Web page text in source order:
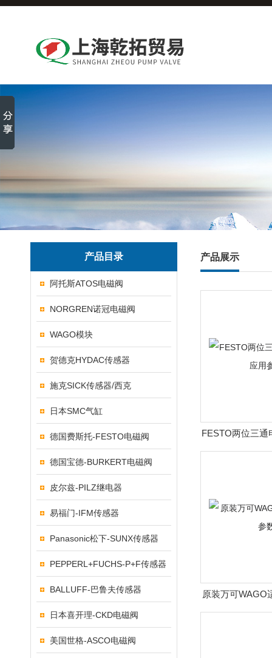
产品目录
阿托斯ATOS电磁阀
NORGREN诺冠电磁阀
WAGO模块
贺德克HYDAC传感器
施克SICK传感器/西克
日本SMC气缸
德国费斯托-FESTO电磁阀
德国宝德-BURKERT电磁阀
皮尔兹-PILZ继电器
易福门-IFM传感器
Panasonic松下-SUNX传感器
PEPPERL+FUCHS-P+F传感器
BALLUFF-巴鲁夫传感器
日本喜开理-CKD电磁阀
美国世格-ASCO电磁阀
产品展示
FESTO两位三通
参
原装万可WAGO